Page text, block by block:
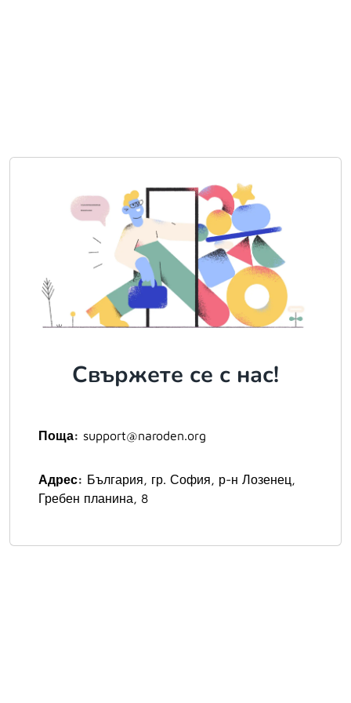
Свържете се с нас!
Поща: support@naroden.org
Адрес: България, гр. София, р-н Лозенец,
Гребен планина, 8